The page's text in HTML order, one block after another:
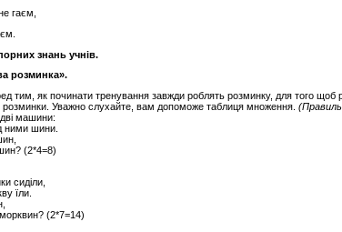
гаєм,
знань учнів.
розминка».
тим, як починати тренування завжди роблять розминку, для того щоб
розминки. Уважно слухайте, вам допоможе таблиця множення.
машини:
ними шини.
(2*4=8)
сиділи,
їли.
морквин? (2*7=14)